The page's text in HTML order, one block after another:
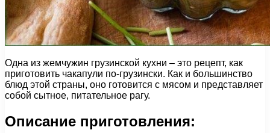
Одна из жемчужин грузинской кухни – это рецепт, как
приготовить чакапули по-грузински. Как и большинство
блюд этой страны, оно готовится с мясом и представляет
собой сытное, питательное рагу.
Описание приготовления: